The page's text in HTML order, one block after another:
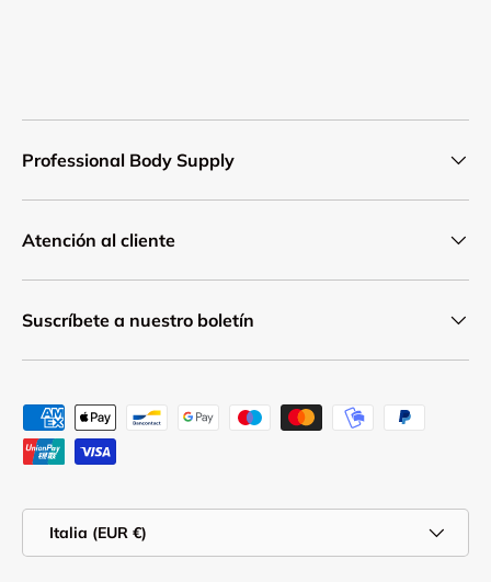
Professional Body Supply
Atención al cliente
Suscríbete a nuestro boletín
Formas de pago aceptadas
Italia (EUR €)